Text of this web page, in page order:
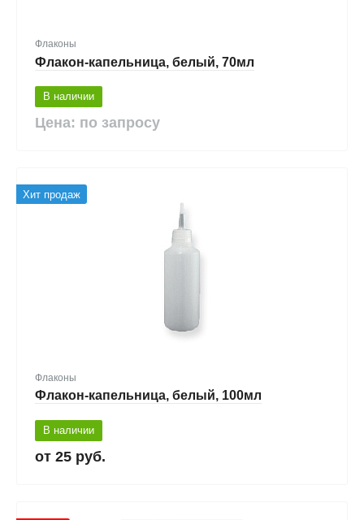
Флаконы
Флакон-капельница, белый, 70мл
В наличии
Цена: по запросу
Хит продаж
Флаконы
Флакон-капельница, белый, 100мл
В наличии
25 руб.